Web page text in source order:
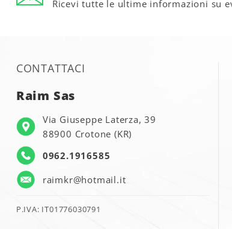
Ricevi tutte le ultime informazioni su
CONTATTACI
Raim Sas
Via Giuseppe Laterza, 39
88900 Crotone (KR)
0962.1916585
raimkr@hotmail.it
P.IVA: IT01776030791